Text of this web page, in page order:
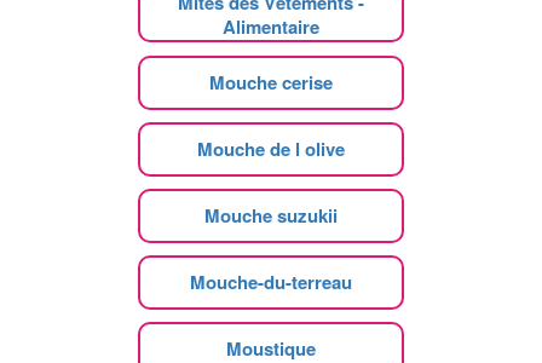
Alimentaire
Mouche cerise
Mouche de l olive
Mouche suzukii
Mouche-du-terreau
Moustique